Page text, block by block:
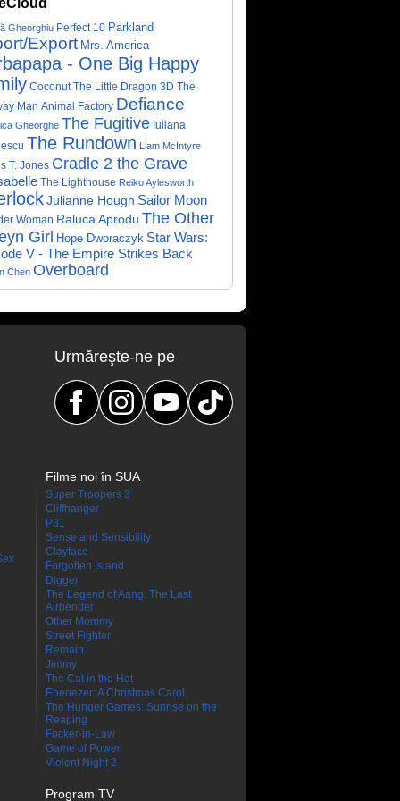
Gheorghiu Perfect 10 Parkland
Export Mrs. America
- One Big Happy
Coconut The Little Dragon 3D The
Man Animal Factory Defiance
Gheorghe The Fugitive Iuliana
The Rundown Liam McIntyre
T. Jones Cradle 2 the Grave
The Lighthouse Reiko Aylesworth
Julianne Hough Sailor Moon
Woman Raluca Aprodu The Other
Girl
Hope Dworaczyk Star Wars:
V - The Empire Strikes Back
Chen Overboard
Urmăreşte-ne pe
Filme noi în SUA
Super Troopers 3
Cliffhanger
P31
Sense and Sensibility
Clayface
Forgotten Island
Digger
The Legend of Aang: The Last
Airbender
Other Mommy
Street Fighter
Remain
Jimmy
The Cat in the Hat
Ebenezer: A Christmas Carol
The Hunger Games: Sunrise on the
Reaping
Focker-in-Law
Game of Power
Violent Night 2
Program TV